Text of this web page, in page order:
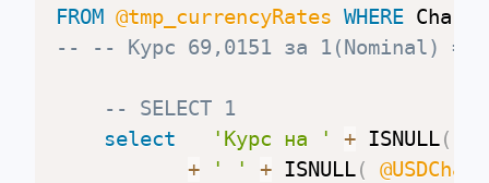
FROM @tmp_currencyRates WHERE
-- -- Курс 69,0151 за 1(Nominal) =
-- SELECT 1
select
'Курс на ' + ISNULL(
+
' ' + ISNULL(